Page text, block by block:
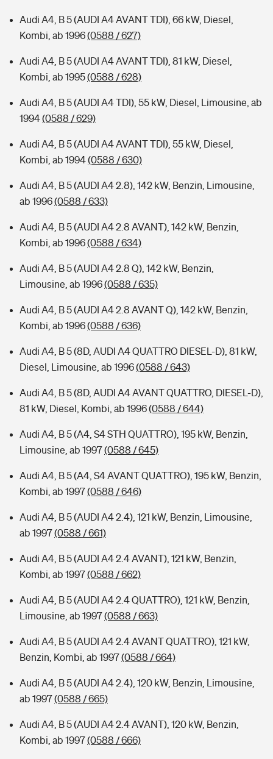
Audi A4, B 5 (AUDI A4 AVANT TDI), 66 kW, Diesel,
Kombi, ab 1996(0588 / 627)
Audi A4, B 5 (AUDI A4 AVANT TDI), 81 kW, Diesel,
Kombi, ab 1995(0588 / 628)
Audi A4, B 5 (AUDI A4 TDI), 55 kW, Diesel, Limousine, ab
1994(0588 / 629)
Audi A4, B 5 (AUDI A4 AVANT TDI), 55 kW, Diesel,
Kombi, ab 1994(0588 / 630)
Audi A4, B 5 (AUDI A4 2.8), 142 kW, Benzin, Limousine,
ab 1996(0588 / 633)
Audi A4, B 5 (AUDI A4 2.8 AVANT), 142 kW, Benzin,
Kombi, ab 1996(0588 / 634)
Audi A4, B 5 (AUDI A4 2.8 Q), 142 kW, Benzin,
Limousine, ab 1996(0588 / 635)
Audi A4, B 5 (AUDI A4 2.8 AVANT Q), 142 kW, Benzin,
Kombi, ab 1996(0588 / 636)
Audi A4, B 5 (8D, AUDI A4 QUATTRO DIESEL-D), 81 kW,
Diesel, Limousine, ab 1996(0588 / 643)
Audi A4, B 5 (8D, AUDI A4 AVANT QUATTRO, DIESEL-D),
81 kW, Diesel, Kombi, ab 1996(0588 / 644)
Audi A4, B 5 (A4, S4 STH QUATTRO), 195 kW, Benzin,
Limousine, ab 1997(0588 / 645)
Audi A4, B 5 (A4, S4 AVANT QUATTRO), 195 kW, Benzin,
Kombi, ab 1997(0588 / 646)
Audi A4, B 5 (AUDI A4 2.4), 121 kW, Benzin, Limousine,
ab 1997(0588 / 661)
Audi A4, B 5 (AUDI A4 2.4 AVANT), 121 kW, Benzin,
Kombi, ab 1997(0588 / 662)
Audi A4, B 5 (AUDI A4 2.4 QUATTRO), 121 kW, Benzin,
Limousine, ab 1997(0588 / 663)
Audi A4, B 5 (AUDI A4 2.4 AVANT QUATTRO), 121 kW,
Benzin, Kombi, ab 1997(0588 / 664)
Audi A4, B 5 (AUDI A4 2.4), 120 kW, Benzin, Limousine,
ab 1997(0588 / 665)
Audi A4, B 5 (AUDI A4 2.4 AVANT), 120 kW, Benzin,
Kombi, ab 1997(0588 / 666)